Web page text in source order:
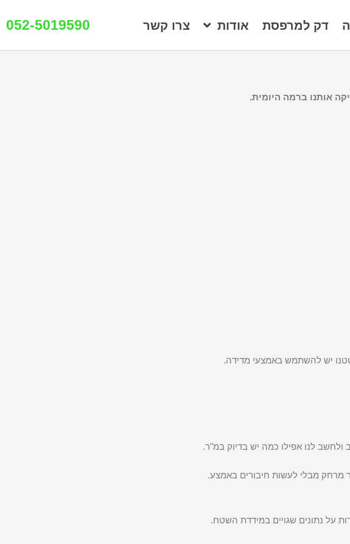
דק למרפסת אודות צרו קשר 052-5019590
אותנו ברמה היומית.
יש להשתמש באמצעי מדידה.
על נתונים שגויים במידדת השטח.